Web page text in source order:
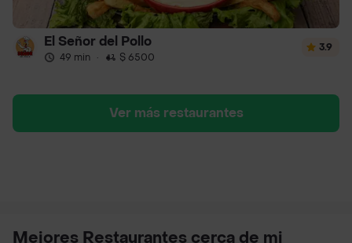
El Señor del Pollo
49 min · $ 6500
3.9
Ver más restaurantes
Mejores Restaurantes cerca de mi